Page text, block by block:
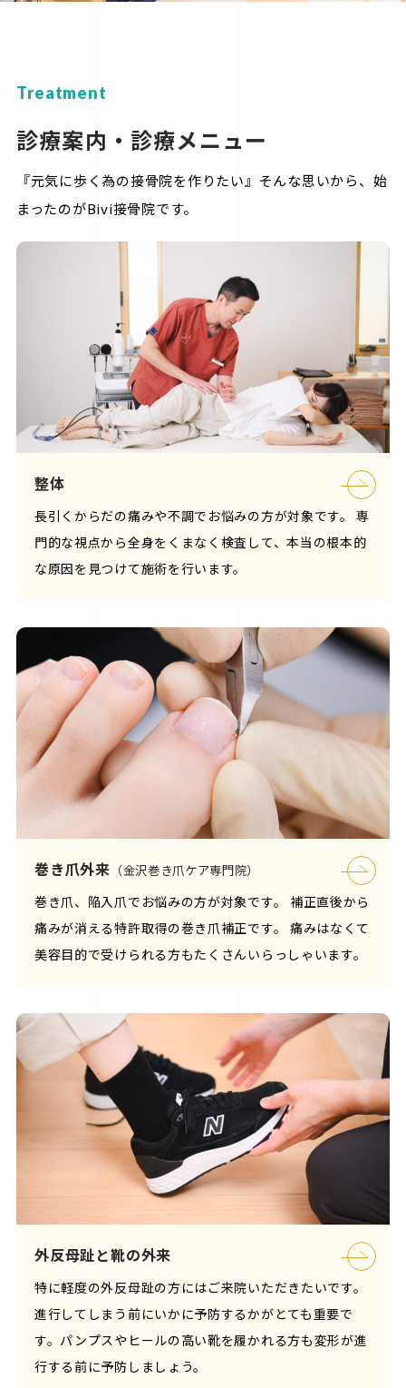
Treatment
診療案内・診療メニュー
『元気に歩く為の接骨院を作りたい』そんな思いから、始
まったのがBivi接骨院です。
整体
長引くからだの痛みや不調でお悩みの方が対象です。 専
門的な視点から全身をくまなく検査して、本当の根本的
な原因を見つけて施術を行います。
巻き爪外来 （金沢巻き爪ケア専門院）
巻き爪、陥入爪でお悩みの方が対象です。 補正直後から
痛みが消える特許取得の巻き爪補正です。 痛みはなくて
美容目的で受けられる方もたくさんいらっしゃいます。
外反母趾と靴の外来
特に軽度の外反母趾の方にはご来院いただきたいです。
進行してしまう前にいかに予防するかがとても重要で
す。パンプスやヒールの高い靴を履かれる方も変形が進
行する前に予防しましょう。